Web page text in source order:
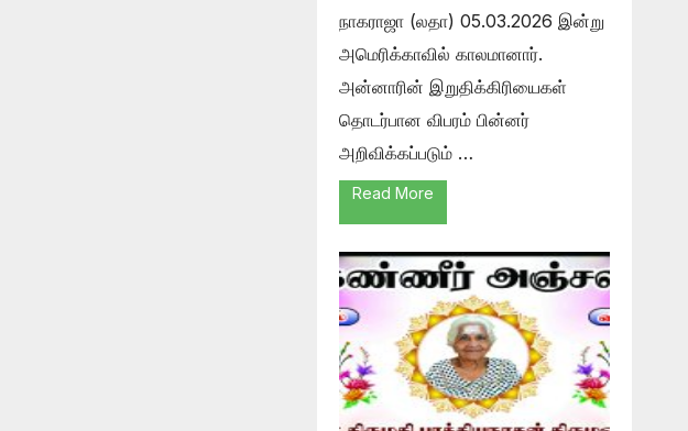
நாகராஜா (லதா) 05.03.2026 இன்று
அமெரிக்காவில் காலமானார்.
அன்னாரின் இறுதிக்கிரியைகள்
தொடர்பான விபரம் பின்னர்
அறிவிக்கப்படும் …
Read More